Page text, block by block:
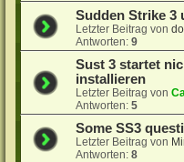
Sudden Strike 3
Letzter Beitrag von
Antworten:9
Sust 3 startet
installieren
Letzter Beitrag von
Antworten:5
Some SS3
Letzter Beitrag von
Antworten:8